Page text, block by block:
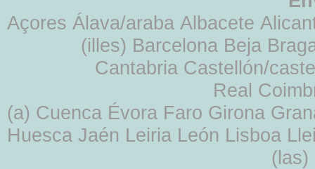
Açores Álava/araba Albacete
(illes) Barcelona Beja
Cantabria Castellón/
Real
(a) Cuenca Évora Faro Girona
Huesca Jaén Leiria León Lisboa